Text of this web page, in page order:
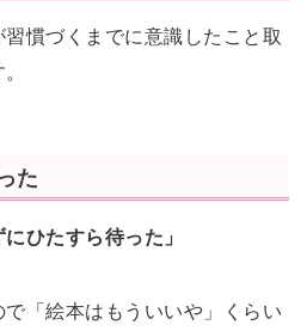
慣づくまでに意識したこと取
た
ひたすら待った」
「絵本はもういいや」くらい